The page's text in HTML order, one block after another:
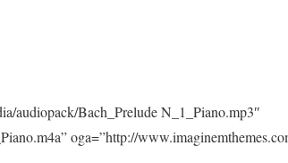
audiopack/Bach_Prelude N_1_Piano.mp3″
oga=”http://